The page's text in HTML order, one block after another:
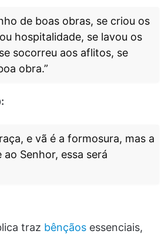
de boas obras, se criou os
hospitalidade, se lavou os
socorreu aos aflitos, se
obra.”
e vã é a formosura, mas a
Senhor, essa será
traz bênçãos essenciais,